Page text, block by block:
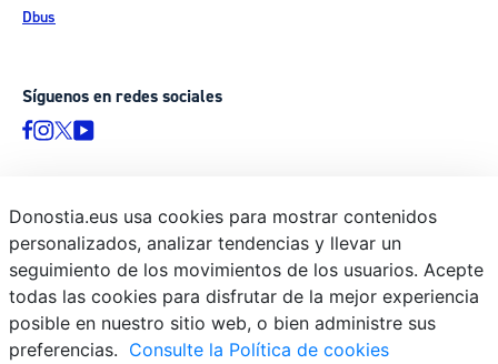
Dbus
Síguenos en redes sociales
© Donostiako Udala - Ayuntamiento de Donostia / San Sebastián
Ijentea 1, 20003 Donostia / San Sebastián
Aviso legal
Política de privacidad
Política de cookies
Donostia.eus usa cookies para mostrar contenidos
personalizados, analizar tendencias y llevar un
seguimiento de los movimientos de los usuarios. Acepte
todas las cookies para disfrutar de la mejor experiencia
posible en nuestro sitio web, o bien administre sus
preferencias. Consulte la Política de cookies